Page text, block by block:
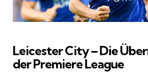
Leicester City – Die
der Premiere League